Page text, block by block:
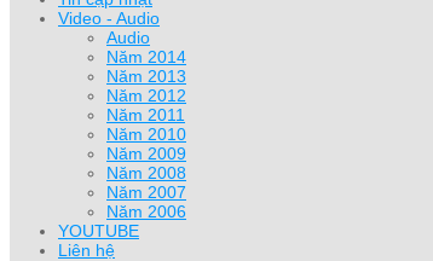
Video - Audio
Audio
Năm 2014
Năm 2013
Năm 2012
Năm 2011
Năm 2010
Năm 2009
Năm 2008
Năm 2007
Năm 2006
YOUTUBE
Liên hệ